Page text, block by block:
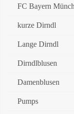
FC Bayern
kurze Dirndl
Lange Dirndl
Dirndlblusen
Damenblusen
Pumps